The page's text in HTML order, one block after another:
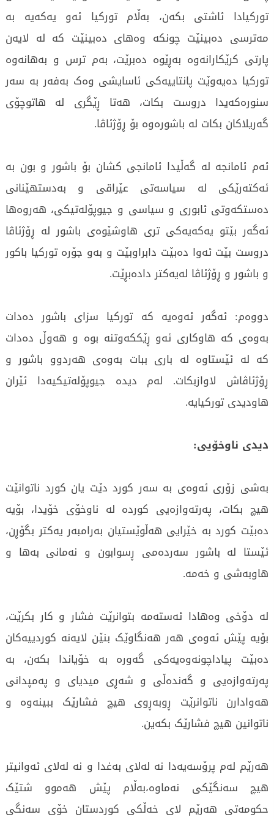
تورکیادا ئاشتی بکەن، بەڵام تورکیا ئەو یەکەیە بە
مەترسی دەبینێت چونکە وەهای دەبینێت کە لە لایەن
پارتی کرێکارانەوە بەڕێوە دەبرێت، بەم ترس و بەهانەوە
تورکیا دەیەوێت پانتاییەکی ئاسایشی وەک بەفەر بە سەر
سنورەکەیدا دروست بکات، هەتا ڕێگری لە هاتوچۆی
گەریلاکان بکات لە باشورەوە بۆ ڕۆژئاڤا.
ئەم ئامانجە لە گەڵیدا ئامانجی کشان بۆ باشور و بون بە
ئەکتەرێکی لە سیاسەتی عێراقی و بەدستهێنانی
دەستکەوتی ئابوری و سیاسی و جیوپۆلەتیکی، هەروەها
ئەگەر بێتو یەکەیەکی تری هاوشێوەی باشور لە ڕۆژئاڤا
دروست بێت ئەوا دەبێت دابراوبێت و بەو جۆرە تورکیا باکور
و باشور و ڕۆژئاڤا لەیەکتر دادەبڕێت.
دووەم: ئەگەر ئەوەیە کە تورکیا سزای باشور دەدات
بەوەی کە هاوکاری ئەو ڕێککەوتنە بوە و هەوڵ دەدات
کە لە ئێستاوە لە باری ببات بەوەی هەردوو باشور و
ڕۆژئاڤاش لاوازبکات. لەم دیدە جیوپۆلەتیکیەدا ئێران
هاودیدی تورکیایە.
دیدی ناوخۆیی:
بەشی زۆری ئەوەی بە سەر کورد دێت یان کورد ناتوانێت
هیچ بکات، پەرتەوازەیی کوردە لە ناوخۆی خۆیدا، بۆیە
دەبێت کورد بە خێرایی هەڵوێستیان بەرامبەر یەکتر بگۆڕن،
ئێستا لە باشور سەردەمی ڕسوابون و نەمانی بەها و
هاوبەشی و خەمە.
لە دۆخی وەهادا ئەستەمە بتوانرێت فشار و کار بکرێت،
بۆیە پێش ئەوەی هەر هەنگاوێک بنێن لایەنە کوردییەکان
دەبێت پیاداچونەوەیەکی گەورە بە خۆیاندا بکەن، بە
پەرتەوازەیی و گەندەڵی و شەڕی میدیای و پەمپدانی
هەوادارن ناتوانرێت ڕوبەڕوی هیچ فشارێک ببینەوە و
ناتوانین هیچ فشارێک بکەین.
هەرێم لەم پرۆسەیەدا نە لەلای بەغدا و نە لەلای ئەوانیتر
هیچ سەنگێکی نەماوە،بەڵام پێش هەموو شتێک
حکومەتی هەرێم لای خەڵكی کوردستان خۆی سەنگی